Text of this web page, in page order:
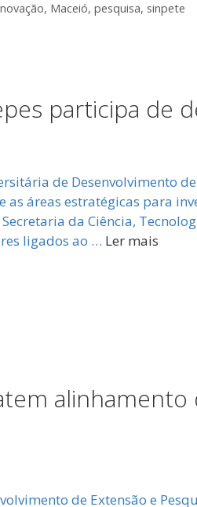
, Maceió, pesquisa, sinpete
participa de
de Desenvolvimento
áreas estratégicas para
da Ciência,
ligados ao … Ler mais
de Extensão e